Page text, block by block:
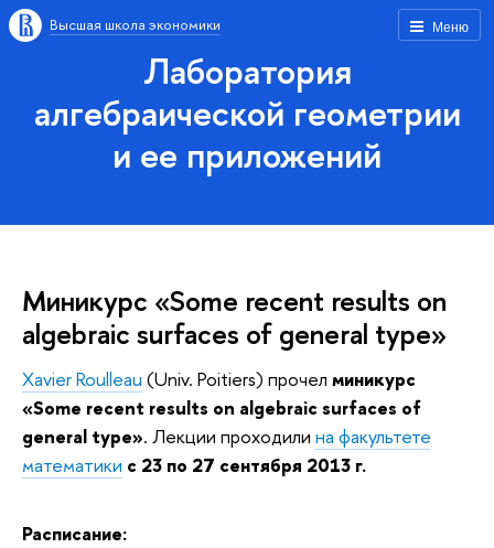
Меню
Высшая школа экономики
Лаборатория
алгебраической геометрии
и ее приложений
Миникурс «Some recent results on
algebraic surfaces of general type»
Xavier Roulleau (Univ. Poitiers) прочел миникурс
«Some recent results on algebraic surfaces of
general type». Лекции проходили на факультете
математики с 23 по 27 сентября 2013 г.
Расписание: